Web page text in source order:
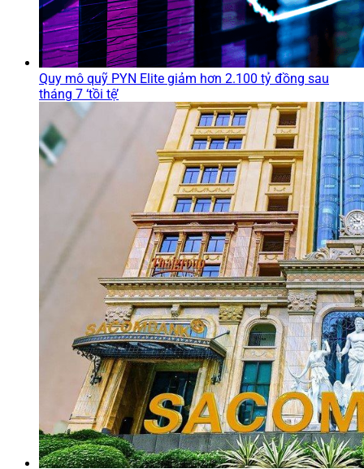
Quy mô quỹ PYN Elite giảm hơn 2.100 tỷ đồng sau
tháng 7 ‘tồi tệ’